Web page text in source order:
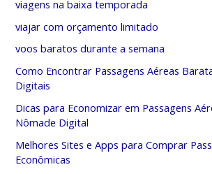
viagens na baixa temporada
viajar com orçamento limitado
voos baratos durante a semana
Como Encontrar Passagens Aéreas
Digitais
Dicas para Economizar em Passagens
Nômade Digital
Melhores Sites e Apps para Comprar
Econômicas